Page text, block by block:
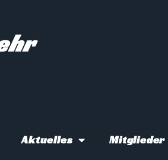
Aktuelles Mitglieder